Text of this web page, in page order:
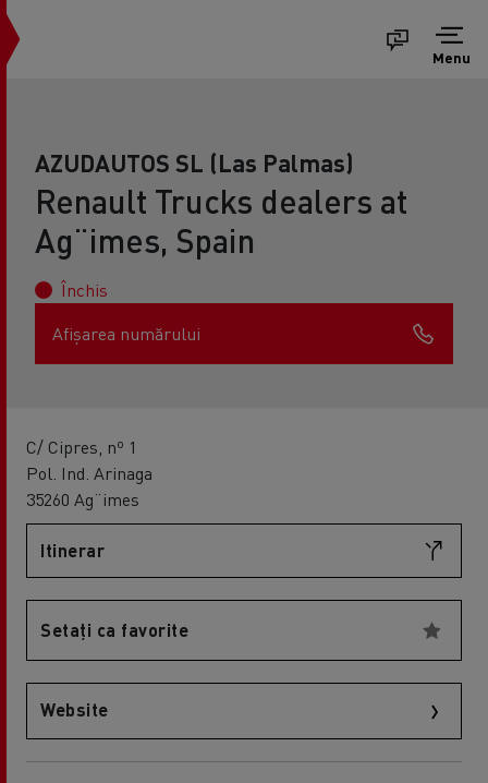
Menu
AZUDAUTOS SL (Las Palmas)
Renault Trucks dealers at
Ag¨imes, Spain
Închis
Afișarea numărului
C/ Cipres, nº 1
Pol. Ind. Arinaga
35260 Ag¨imes
Itinerar
Setați ca favorite
Website